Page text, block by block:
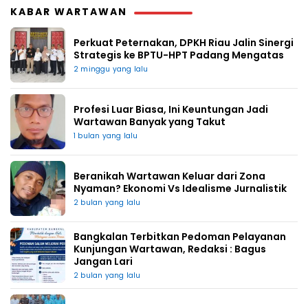
KABAR WARTAWAN
Perkuat Peternakan, DPKH Riau Jalin Sinergi
Strategis ke BPTU-HPT Padang Mengatas
2 minggu yang lalu
Profesi Luar Biasa, Ini Keuntungan Jadi
Wartawan Banyak yang Takut
1 bulan yang lalu
Beranikah Wartawan Keluar dari Zona
Nyaman? Ekonomi Vs Idealisme Jurnalistik
2 bulan yang lalu
Bangkalan Terbitkan Pedoman Pelayanan
Kunjungan Wartawan, Redaksi : Bagus
Jangan Lari
2 bulan yang lalu